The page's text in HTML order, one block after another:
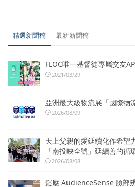
精選新聞稿 最新新聞稿
FLOC唯一基督徒專屬交友
2021/03/29
亞洲最大級物流展「國際物
2026/08/09
天上父親的愛延續化作希望
「南投映全號」延續善的循
2026/08/08
鎧應 AudienceSense 臉部